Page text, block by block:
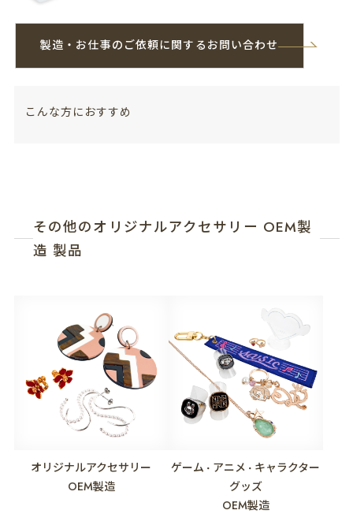
製造・お仕事のご依頼に関するお問い合わせ
こんな方におすすめ
その他のオリジナルアクセサリー OEM製
造 製品
オリジナルアクセサリー
OEM製造
ゲーム ・ アニメ ・ キャラクター
グッズ
OEM製造